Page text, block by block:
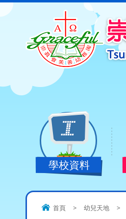
學校資料
首頁 > 幼兒天地 >